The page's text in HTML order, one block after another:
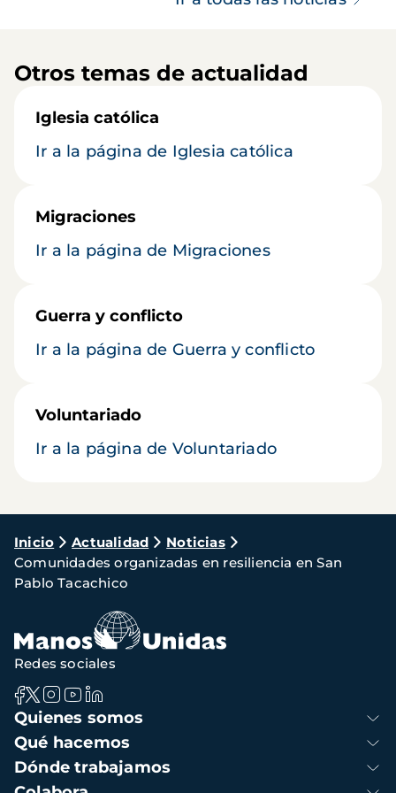
Otros temas de actualidad
Iglesia católica
Ir a la página de Iglesia católica
Migraciones
Ir a la página de Migraciones
Guerra y conflicto
Ir a la página de Guerra y conflicto
Voluntariado
Ir a la página de Voluntariado
Ruta
de
navegación
Inicio Actualidad
Noticias
Comunidades organizadas en resiliencia en San
Pablo Tacachico
Navegación
principal
Quienes somos
Qué hacemos
Dónde trabajamos
Redes sociales